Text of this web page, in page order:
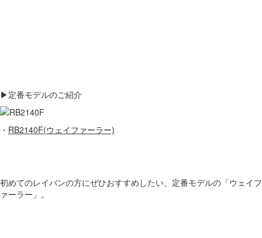
▶定番モデルのご紹介
・ RB2140F(ウェイファーラー)
初めてのレイバンの方にぜひおすすめしたい、定番モデルの「ウェイフ
ァーラー」。